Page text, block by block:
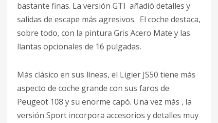
bastante finas. La versión GTI añadió detalles y
salidas de escape más agresivos. El coche destaca,
sobre todo, con la pintura Gris Acero Mate y las
llantas opcionales de 16 pulgadas.
Más clásico en sus líneas, el Ligier JS50 tiene más
aspecto de coche grande con sus faros de
Peugeot 108 y su enorme capó. Una vez más , la
versión Sport incorpora accesorios y detalles muy